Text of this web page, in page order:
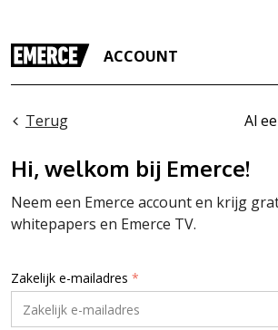
ACCOUNT
Terug Al
Hi, welkom bij Emerce!
Neem een Emerce account en krijg
whitepapers en Emerce TV.
Zakelijk e-mailadres *